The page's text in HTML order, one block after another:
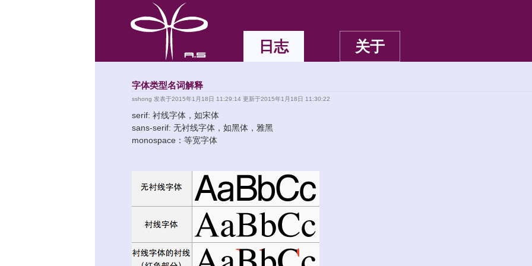
日志 关于
字体类型名词解释
sshong 发表于2015年1月18日 11:29:14 更新于2015年1月18日 11:30:22
serif: 衬线字体，如宋体
sans-serif: 无衬线字体，如黑体，雅黑
monospace：等宽字体